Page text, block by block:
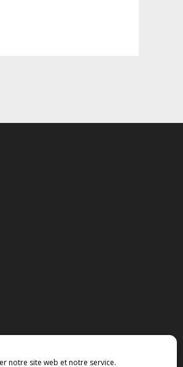
notre site web et notre service.